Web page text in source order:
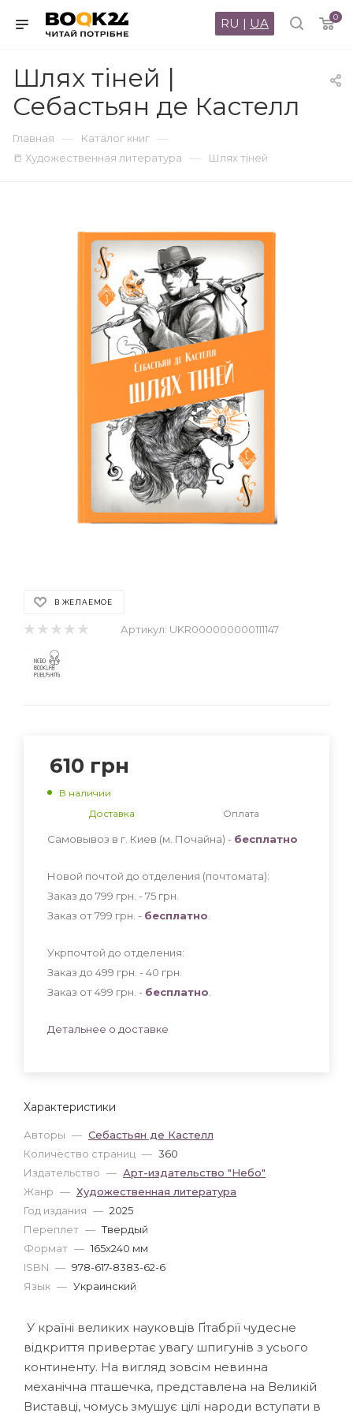
0
RU | UA
Шлях тіней |
Себастьян де Кастелл
Главная — Каталог книг —
📒 Художественная литература — Шлях тіней
В ЖЕЛАЕМОЕ
Артикул: UKR000000000111147
Характеристики
Авторы — Себастьян де Кастелл
Количество страниц — 360
Издательство — Арт-издательство "Небо"
Жанр — Художественная литература
Год издания — 2025
Переплет — Твердый
Формат — 165x240 мм
ISBN — 978-617-8383-62-6
Язык — Украинский
610 грн
В наличии
Доставка
Оплата
Самовывоз в г. Киев (м. Почайна) - бесплатно
Новой почтой до отделения (почтомата):
Заказ до 799 грн. - 75 грн
Заказ от 799 грн. - бесплатно
Укрпочтой до отделения:
Заказ до 499 грн. - 40 грн
Заказ от 499 грн. - бесплатно
Детальнее о доставке
У країні великих науковців Ґітабрії чудесне
відкриття привертає увагу шпигунів з усього
континенту. На вигляд зовсім невинна
механічна пташечка, представлена на Великій
Виставці, чомусь змушує цілі народи вступати в